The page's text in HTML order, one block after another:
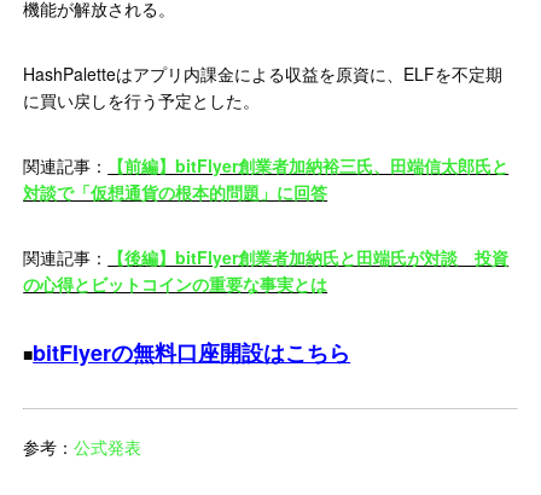
機能が解放される。
HashPaletteはアプリ内課金による収益を原資に、ELFを不定期
に買い戻しを行う予定とした。
関連記事：
【前編】bitFlyer創業者加納裕三氏、田端信太郎氏と
対談で「仮想通貨の根本的問題」に回答
関連記事：
【後編】bitFlyer創業者加納氏と田端氏が対談 投資
の心得とビットコインの重要な事実とは
■bitFlyerの無料口座開設はこちら
参考：公式発表